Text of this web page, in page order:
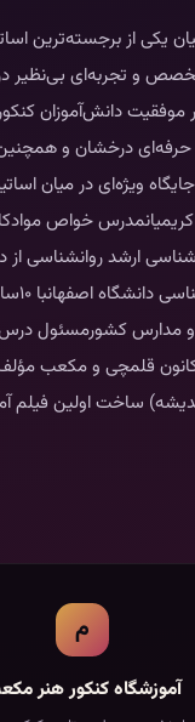
یکی از برجسته‌ترین
و تجربه‌ای
دانش‌آموزان
درخشان و همچنین
ویژه‌ای در میان
کریمیانمدرس خواص
ارشد روانشناسی از
و مدارس کشورمسئول
کانون قلمچی و مکعب
اندیشه) ساخت اولین
م
آموزشگاه کنکور هنر